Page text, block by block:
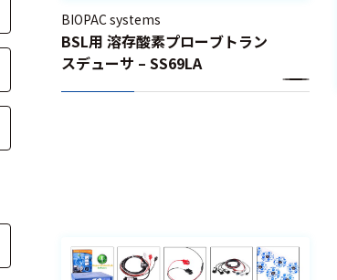
BIOPAC systems
BSL用 溶存酸素プローブトラン
スデューサ – SS69LA